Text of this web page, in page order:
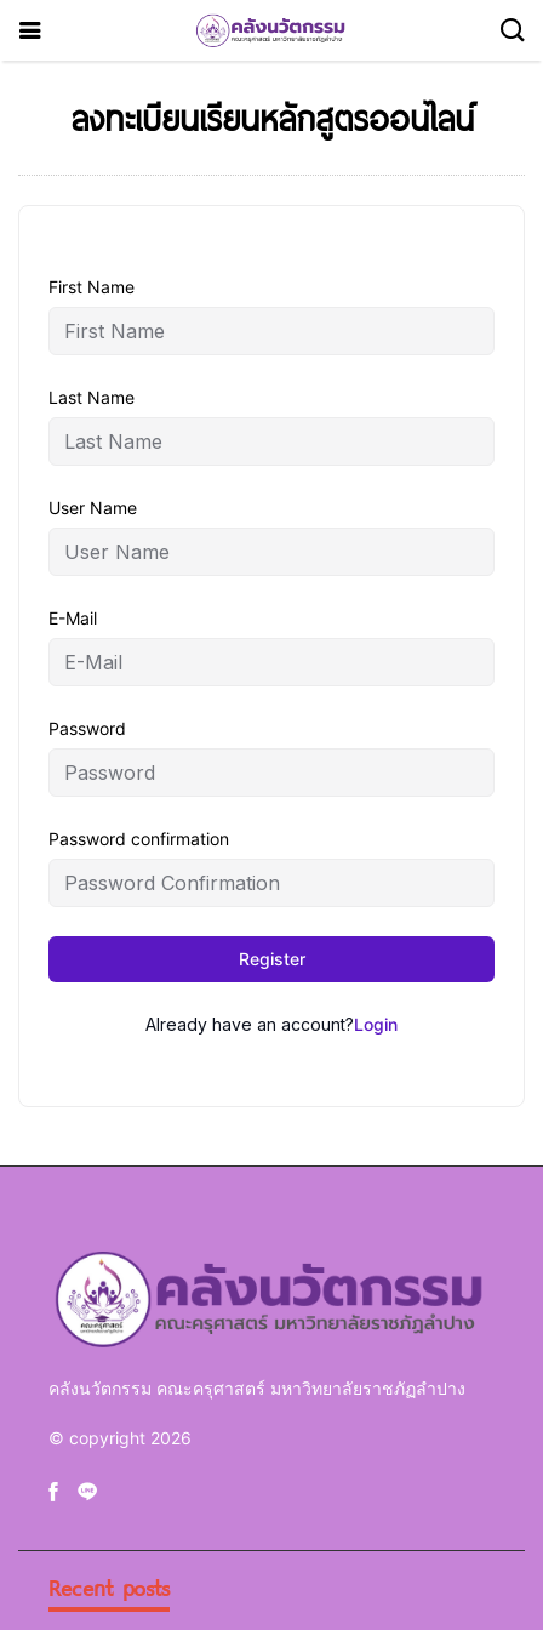
ลงทะเบียนเรียนหลักสูตรออนไลน์
First Name
Last Name
User Name
E-Mail
Password
Password confirmation
Register
Already have an account?Login
คลังนวัตกรรม คณะครุศาสตร์ มหาวิทยาลัยราชภัฏลำปาง
© copyright 2026
Recent posts